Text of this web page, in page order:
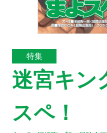
特集
迷宮キン
スペ！